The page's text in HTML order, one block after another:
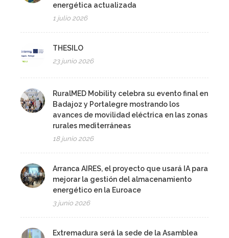
energética actualizada
1 julio 2026
THESILO
23 junio 2026
RuralMED Mobility celebra su evento final en
Badajoz y Portalegre mostrando los
avances de movilidad eléctrica en las zonas
rurales mediterráneas
18 junio 2026
Arranca AIRES, el proyecto que usará IA para
mejorar la gestión del almacenamiento
energético en la Euroace
3 junio 2026
Extremadura será la sede de la Asamblea